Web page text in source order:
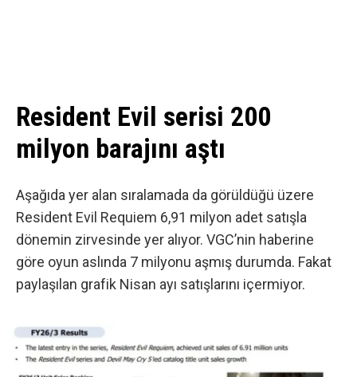
Resident Evil serisi 200
milyon barajını aştı
Aşağıda yer alan sıralamada da görüldüğü üzere
Resident Evil Requiem 6,91 milyon adet satışla
dönemin zirvesinde yer alıyor. VGC’nin haberine
göre oyun aslında 7 milyonu aşmış durumda. Fakat
paylaşılan grafik Nisan ayı satışlarını içermiyor.